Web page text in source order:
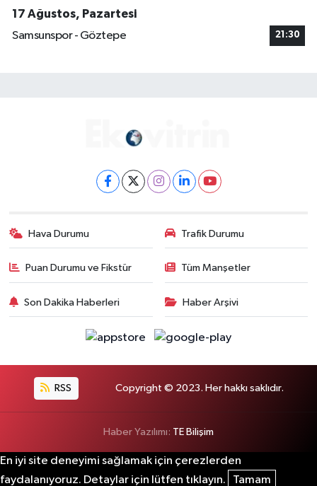
17 Ağustos, Pazartesi
Samsunspor - Göztepe
21:30
Hava Durumu Trafik Durumu
Puan Durumu ve Fikstür Tüm Manşetler
Son Dakika Haberleri Haber Arşivi
RSS Copyright © 2023. Her hakkı saklıdır.
Haber Yazılımı: TE Bilişim
En iyi site deneyimi sağlamak için çerezlerden
faydalanıyoruz. Detaylar için lütfen tıklayın.
Tamam